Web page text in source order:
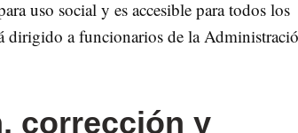
uso social y es accesible para todos los
dirigido a funcionarios de la
corrección y